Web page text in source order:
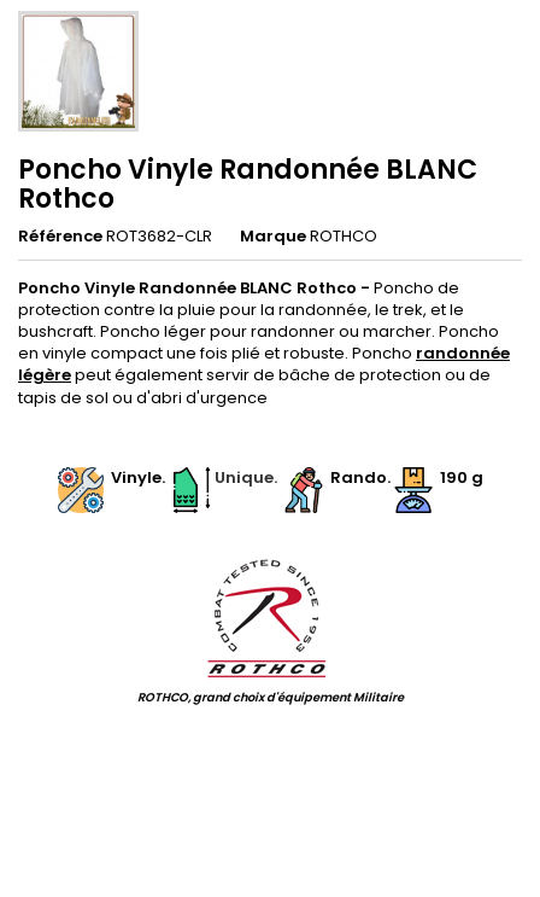
Poncho Vinyle Randonnée BLANC
Rothco
RéférenceROT3682-CLR MarqueROTHCO
Poncho Vinyle Randonnée BLANC Rothco - Poncho de
protection contre la pluie pour la randonnée, le trek, et le
bushcraft. Poncho léger pour randonner ou marcher. Poncho
en vinyle compact une fois plié et robuste. Poncho randonnée
légèrepeut également servir de bâche de protection ou de
tapis de sol ou d'abri d'urgence
. Vinyle. Unique. Rando. 190 g
ROTHCO, grand choix d'équipement Militaire